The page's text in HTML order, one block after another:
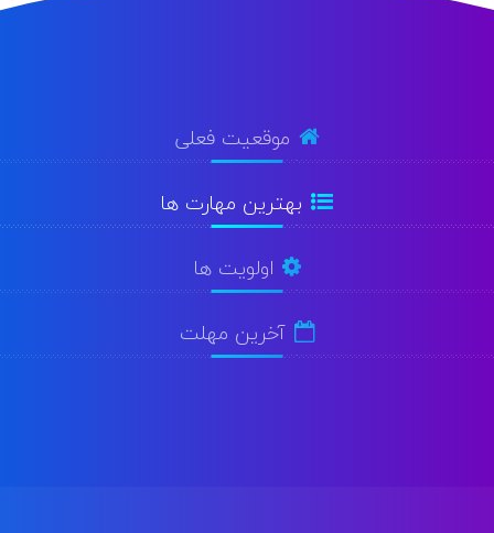
موقعیت فعلی
بهترین مهارت ها
اولویت ها
آخرین مهلت